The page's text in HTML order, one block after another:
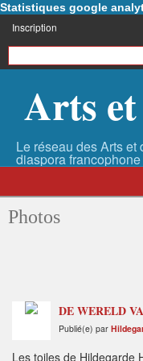
Statistiques google
Inscription
Arts
Photos
DE WERELD
Publié(e) par
Les toiles de Hildegarde